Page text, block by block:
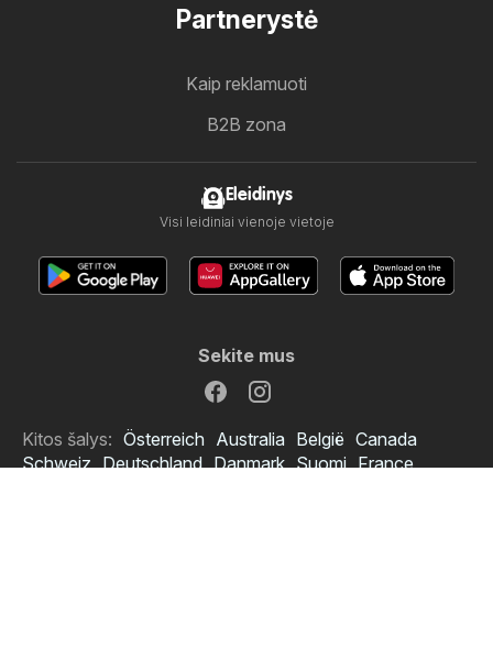
Partnerystė
Kaip reklamuoti
B2B zona
Eleidinys
Visi leidiniai vienoje vietoje
Sekite mus
Kitos šalys: Österreich Australia België Canada
Schweiz Deutschland Danmark Suomi France